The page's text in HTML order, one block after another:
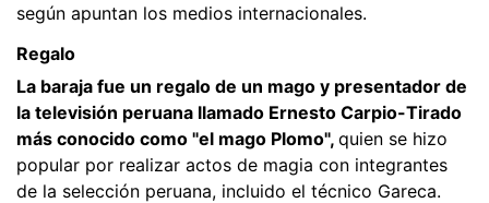
según apuntan los medios internacionales.
Regalo
La baraja fue un regalo de un mago y presentador de
la televisión peruana llamado Ernesto Carpio-Tirado
más conocido como "el mago Plomo", quien se hizo
popular por realizar actos de magia con integrantes
de la selección peruana, incluido el técnico Gareca.